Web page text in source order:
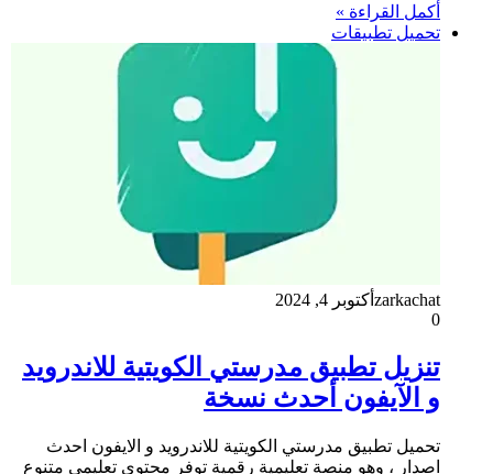
أكمل القراءة »
تحميل تطبيقات
zarkachat أكتوبر 4, 2024
0
تنزيل تطبيق مدرستي الكويتية للاندرويد
و الآيفون أحدث نسخة
تحميل تطبيق مدرستي الكويتية للاندرويد و الايفون احدث
اصدار ، وهو منصة تعليمية رقمية توفر محتوى تعليمي متنوع